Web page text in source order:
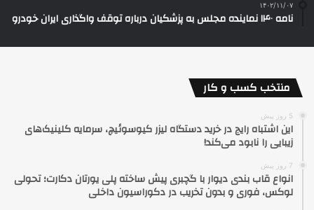
۱۴۰۲/۱۱/۰۷
نامه ۱۴۰ نماینده مجلس به پزشکیان درباره توقف واگذاری ایران خودرو
منتخب کسب و کار
5 روز پیش
این اشتباه رایج در خرید دستگاه لیزر کیوسوئیچ، سرمایه کلینیک‌های
زیبایی را نابود می‌کند!
7 روز پیش
انواع قاب بندی دیوار با گچبری پیش ساخته پلی یورتان دکارت؛ تحولی
لوکس، فوری و بدون تخریب در دکوراسیون داخلی